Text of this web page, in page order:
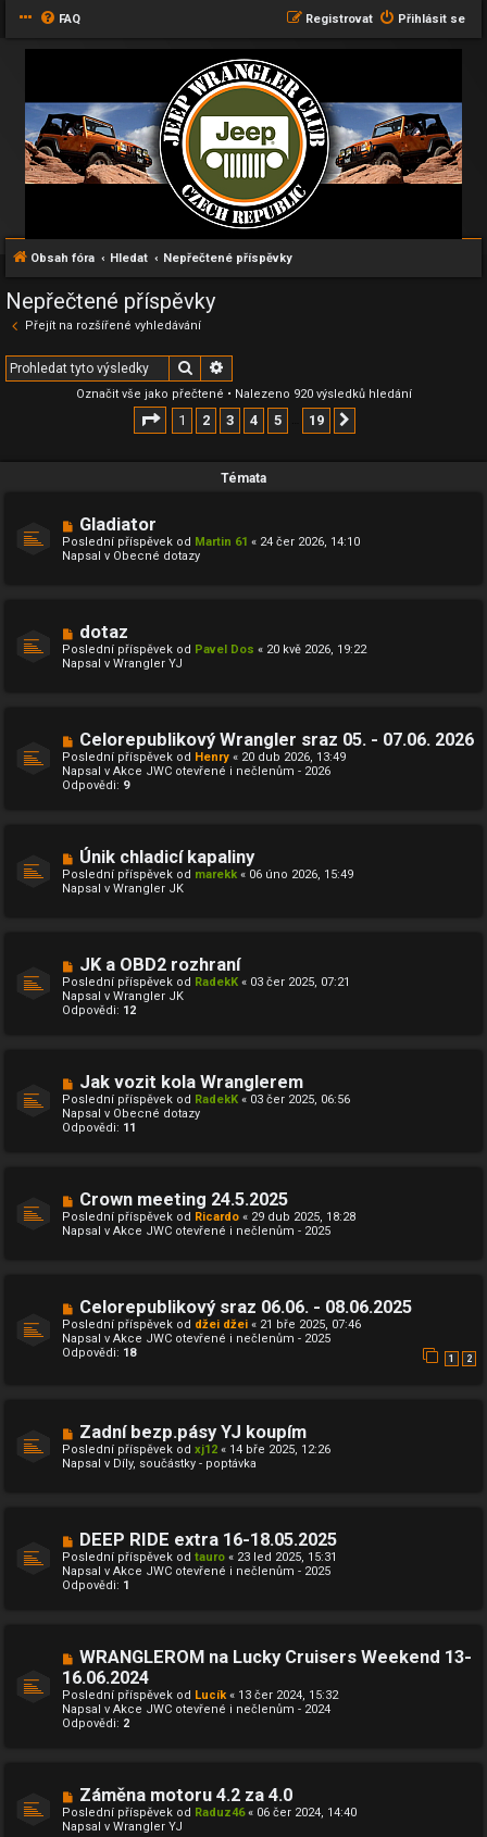
FAQ Přihlásit se
Registrovat
Obsah fóra Hledat Nepřečtené příspěvky
Nepřečtené příspěvky
Přejít na rozšířené vyhledávání
Hledat
Označit vše jako přečtené • Nalezeno 920 výsledků hledání
Stránka z 19
1 2 3 4 5 19
Témata
N
o
v
ý
p
ě
v
Gladiator
Poslední příspěvek od Martin 61 « 24 čer 2026, 14:10
Napsal v Obecné dotazy
N
o
v
ý
p
ě
v
e
dotaz
Poslední příspěvek od Pavel Dos « 20 kvě 2026, 19:22
Napsal v Wrangler YJ
N
o
v
ý
p
p
ě
v
e
Celorepublikový Wrangler sraz 05. - 07.06. 2026
Poslední příspěvek od Henry « 20 dub 2026, 13:49
Napsal v Akce JWC otevřené i nečlenům - 2026
Odpovědi: 9
N
o
v
ý
p
ě
v
e
Únik chladicí kapaliny
Poslední příspěvek od marekk « 06 úno 2026, 15:49
Napsal v Wrangler JK
o
v
ý
p
ě
v
e
k
JK a OBD2 rozhraní
Poslední příspěvek od RadekK « 03 čer 2025, 07:21
Napsal v Wrangler JK
Odpovědi: 12
o
v
ý
p
p
ě
v
e
Jak vozit kola Wranglerem
Poslední příspěvek od RadekK « 03 čer 2025, 06:56
Napsal v Obecné dotazy
Odpovědi: 11
N
o
v
ý
p
ě
v
e
Crown meeting 24.5.2025
Poslední příspěvek od Ricardo « 29 dub 2025, 18:28
Napsal v Akce JWC otevřené i nečlenům - 2025
N
o
v
ý
p
ě
v
e
k
Celorepublikový sraz 06.06. - 08.06.2025
Poslední příspěvek od džei džei « 21 bře 2025, 07:46
Napsal v Akce JWC otevřené i nečlenům - 2025
Odpovědi: 18 1 2
N
o
v
ý
ě
v
e
Zadní bezp.pásy YJ koupím
Poslední příspěvek od xj12 « 14 bře 2025, 12:26
Napsal v Díly, součástky - poptávka
N
o
v
ý
p
p
ě
v
e
k
DEEP RIDE extra 16-18.05.2025
Poslední příspěvek od tauro « 23 led 2025, 15:31
Napsal v Akce JWC otevřené i nečlenům - 2025
Odpovědi: 1
N
o
v
ý
p
ř
e
k
WRANGLEROM na Lucky Cruisers Weekend 13-
16.06.2024
Poslední příspěvek od Lucík« 13 čer 2024, 15:32
Napsal v Akce JWC otevřené i nečlenům - 2024
Odpovědi: 2
N
o
v
ý
Záměna motoru 4.2 za 4.0
Poslední příspěvek od Raduz46« 06 čer 2024, 14:40
Napsal v Wrangler YJ